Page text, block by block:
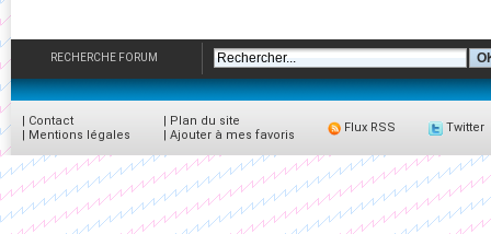
RECHERCHE FORUM
| Contact
| Mentions légales
| Plan du site
| Ajouter à mes favoris
Flux RSS Twitter